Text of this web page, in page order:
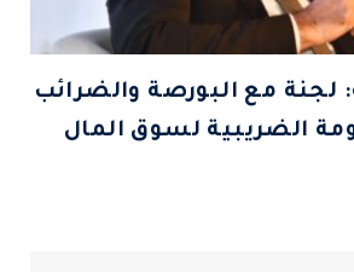
لجنة مع البورصة والضرائب
الضريبية لسوق المال